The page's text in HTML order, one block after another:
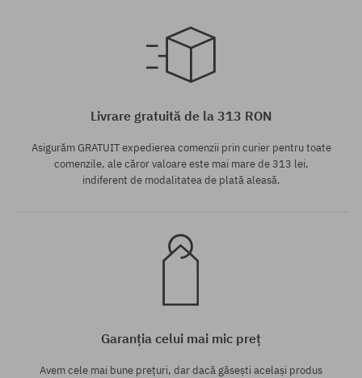
Mărimi existente:
Livrare gratuită de la 313 RON
Asigurăm GRATUIT expedierea comenzii prin curier pentru toate
comenzile, ale căror valoare este mai mare de 313 lei,
indiferent de modalitatea de plată aleasă.
Garanția celui mai mic preț
Avem cele mai bune prețuri, dar dacă găsești același produs